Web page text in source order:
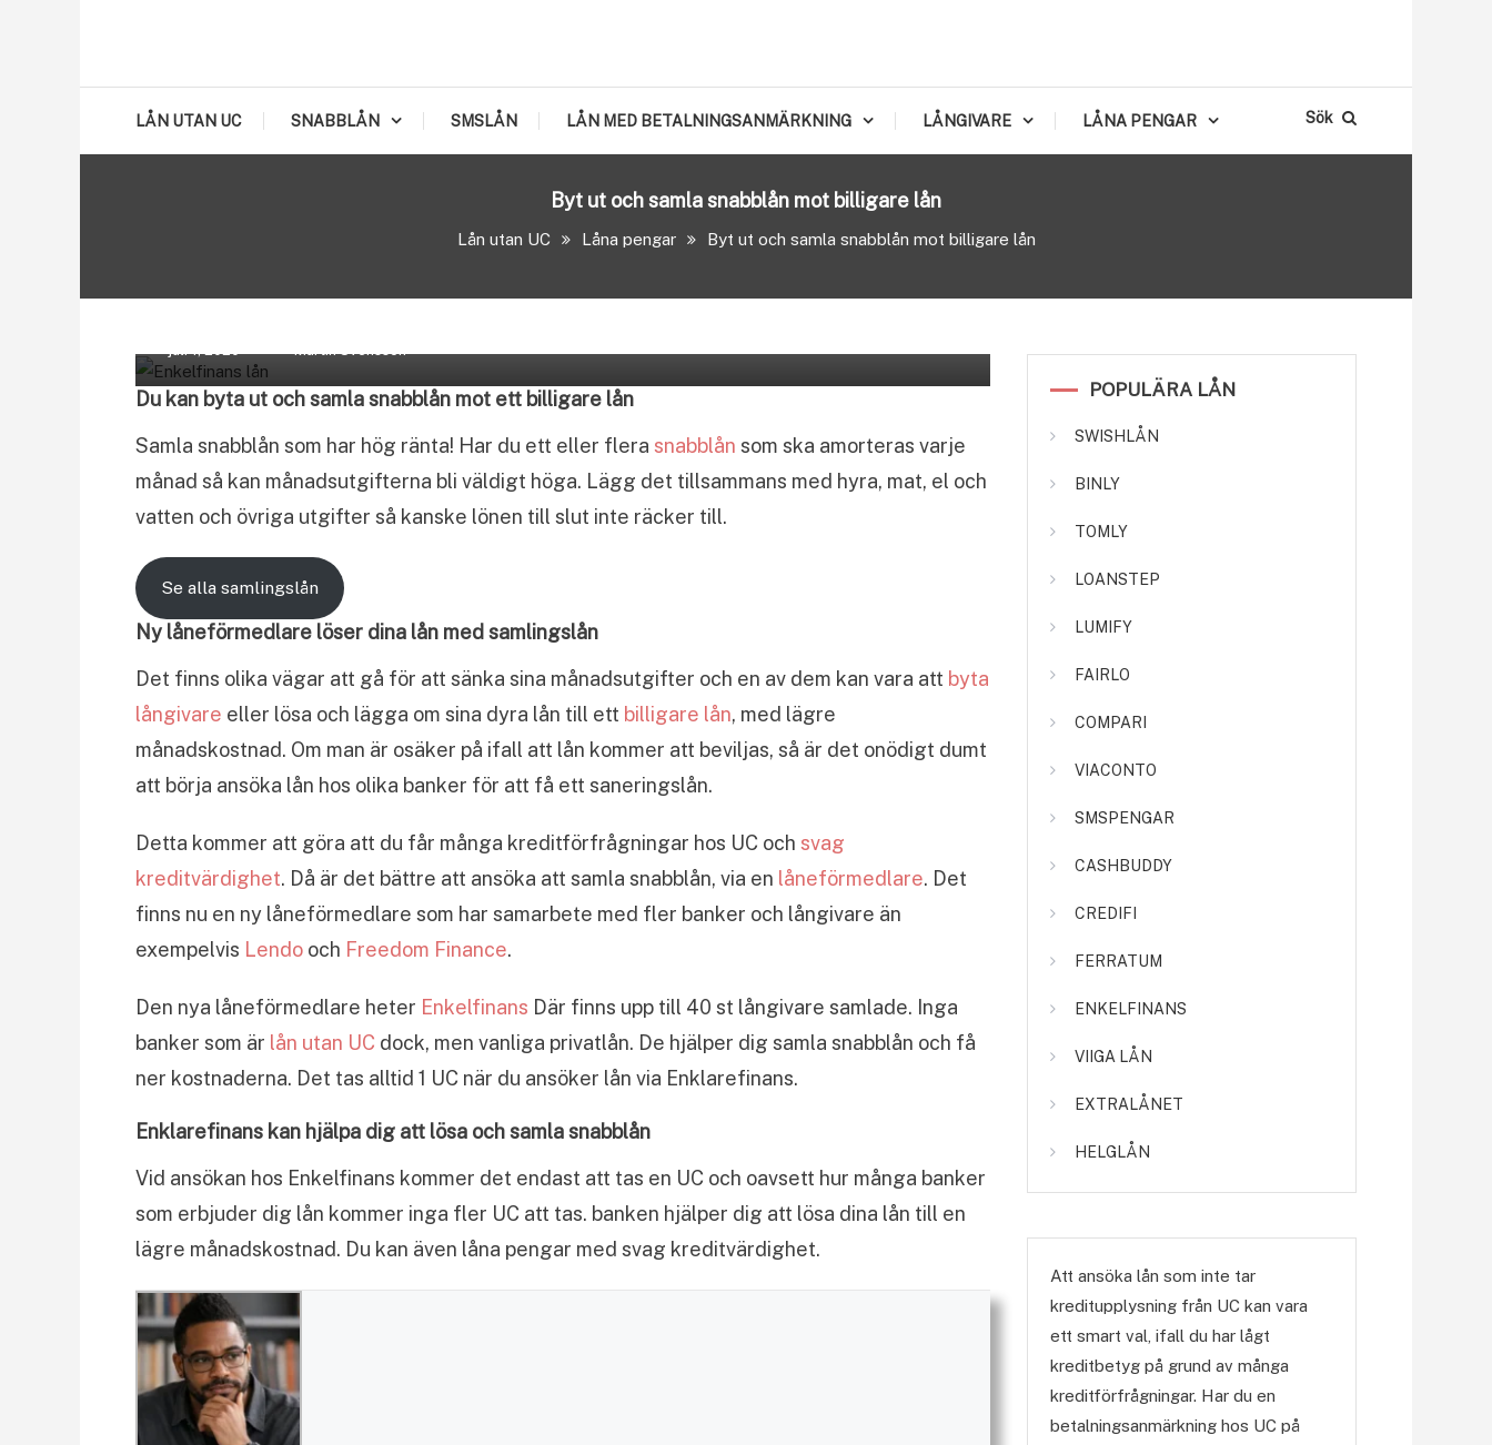
LÅN UTAN UC SNABBLÅN SMSLÅN LÅN MED BETALNINGSANMÄRKNING LÅNGIVARE LÅNA PENGAR Sök
Byt ut och samla snabblån mot billigare lån
Lån utan UC Låna pengar Byt ut och samla snabblån mot billigare lån
Du kan byta ut och samla snabblån mot ett billigare lån
Samla snabblån som har hög ränta! Har du ett eller flera snabblån som ska amorteras varje
månad så kan månadsutgifterna bli väldigt höga. Lägg det tillsammans med hyra, mat, el och
vatten och övriga utgifter så kanske lönen till slut inte räcker till.
Se alla samlingslån
Ny låneförmedlare löser dina lån med samlingslån
Det finns olika vägar att gå för att sänka sina månadsutgifter och en av dem kan vara att byta
långivare eller lösa och lägga om sina dyra lån till ett billigare lån, med lägre
månadskostnad. Om man är osäker på ifall att lån kommer att beviljas, så är det onödigt dumt
att börja ansöka lån hos olika banker för att få ett saneringslån.
Detta kommer att göra att du får många kreditförfrågningar hos UC och svag
kreditvärdighet. Då är det bättre att ansöka att samla snabblån, via en låneförmedlare. Det
finns nu en ny låneförmedlare som har samarbete med fler banker och långivare än
exempelvis Lendo och Freedom Finance.
Den nya låneförmedlare heter Enkelfinans Där finns upp till 40 st långivare samlade. Inga
banker som är lån utan UC dock, men vanliga privatlån. De hjälper dig samla snabblån och få
ner kostnaderna. Det tas alltid 1 UC när du ansöker lån via Enklarefinans.
Enklarefinans kan hjälpa dig att lösa och samla snabblån
Vid ansökan hos Enkelfinans kommer det endast att tas en UC och oavsett hur många banker
som erbjuder dig lån kommer inga fler UC att tas. banken hjälper dig att lösa dina lån till en
lägre månadskostnad. Du kan även låna pengar med svag kreditvärdighet.
POPULÄRA LÅN
SWISHLÅN
BINLY
TOMLY
LOANSTEP
LUMIFY
FAIRLO
COMPARI
VIACONTO
SMSPENGAR
CASHBUDDY
CREDIFI
FERRATUM
ENKELFINANS
VIIGA LÅN
EXTRALÅNET
HELGLÅN
Att ansöka lån som inte tar
kreditupplysning från UC kan vara
ett smart val, ifall du har lågt
kreditbetyg på grund av många
kreditförfrågningar. Har du en
betalningsanmärkning hos UC på